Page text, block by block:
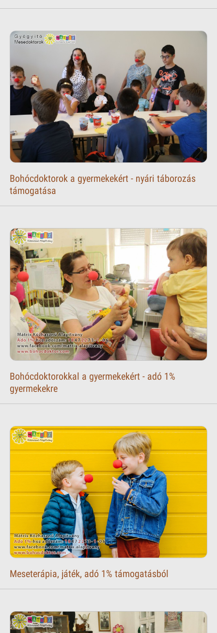
Bohócdoktorok a gyermekekért - nyári táborozás
támogatása
Bohócdoktorokkal a gyermekekért - adó 1%
gyermekekre
Meseterápia, játék, adó 1% támogatásból